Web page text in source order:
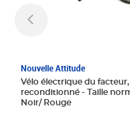
Nouvelle Attitude
Vélo électrique du facteur,
reconditionné - Taille normale -
Noir/ Rouge